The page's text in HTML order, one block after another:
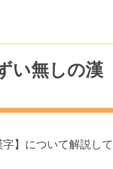
い無しの漢
】について解説して